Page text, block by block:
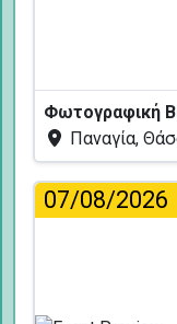
Φωτογραφική
Παναγία,
07/08/2026